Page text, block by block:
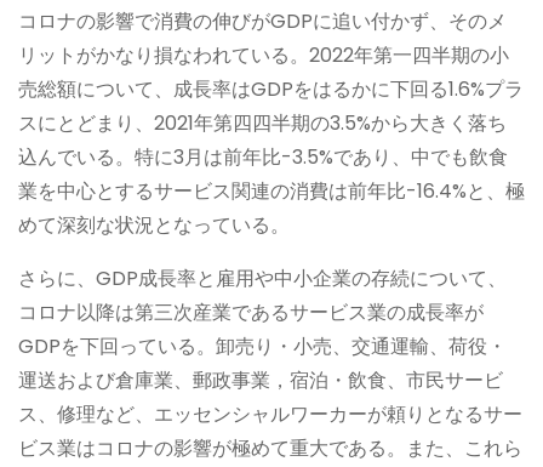
コロナの影響で消費の伸びがGDPに追い付かず、そのメ
リットがかなり損なわれている。2022年第一四半期の小
売総額について、成長率はGDPをはるかに下回る1.6%プラ
スにとどまり、2021年第四四半期の3.5%から大きく落ち
込んでいる。特に3月は前年比-3.5%であり、中でも飲食
業を中心とするサービス関連の消費は前年比-16.4%と、極
めて深刻な状況となっている。
さらに、GDP成長率と雇用や中小企業の存続について、
コロナ以降は第三次産業であるサービス業の成長率が
GDPを下回っている。卸売り・小売、交通運輸、荷役・
運送および倉庫業、郵政事業，宿泊・飲食、市民サービ
ス、修理など、エッセンシャルワーカーが頼りとなるサー
ビス業はコロナの影響が極めて重大である。また、これら